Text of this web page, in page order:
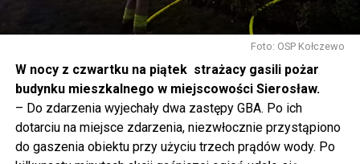
Gdyby nie determinacja rządu Prawa i Sprawiedliwości,
to tunel pod Świną do dzisiaj byłby w sferze
projektowania i dyskusji. Ważny tutaj był wkład
samorządu, ale to rząd PiS podjął w tej sprawie
najważniejsze decyzje. Powstał dzięki ogromnej
determinacji rządu najpierw Pani Premier Beaty Szydło,
a następnie Pana Premiera Mateusza Morawieckiego.
Foto: OSP Kołczewo
W nocy z czwartku na piątek strażacy gasili pożar
budynku mieszkalnego w miejscowości Sierosław.
– Do zdarzenia wyjechały dwa zastępy GBA. Po ich
dotarciu na miejsce zdarzenia, niezwłocznie przystąpiono
do gaszenia obiektu przy użyciu trzech prądów wody. Po